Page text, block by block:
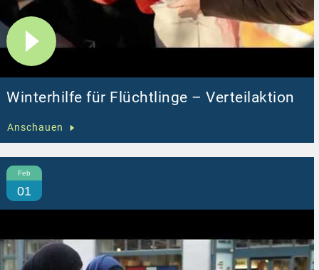
Winterhilfe für Flüchtlinge – Verteilaktion
Anschauen
Feb
01